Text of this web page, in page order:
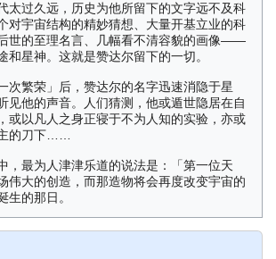
太过久远，历史为他所留下的文字远不及科
对宇宙结构的精妙猜想、大量开基立业的科
世的至理名言、几幅看不清容貌的画像——
和星神。这就是赞达尔留下的一切。
次繁荣」后，赞达尔的名字迅速消隐于星
见他的声音。人们猜测，他或遁世隐居在自
或以凡人之身正寝于不为人知的实验，亦或
的刀下……
，最为人津津乐道的说法是：「第一位天
伟大的创造，而那造物将会再度改变宇宙的
生的那日。